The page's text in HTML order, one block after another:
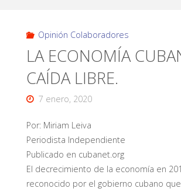
Opinión Colaboradores
LA ECONOMÍA
CAÍDA LIBRE.
7 enero, 2020
Por: Miriam Leiva
Periodista Independiente
Publicado en cubanet.org
El decrecimiento de la economía en
reconocido por el gobierno cubano